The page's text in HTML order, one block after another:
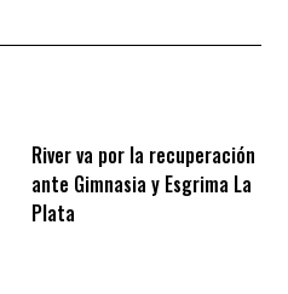
River va por la recuperación
ante Gimnasia y Esgrima La
Plata